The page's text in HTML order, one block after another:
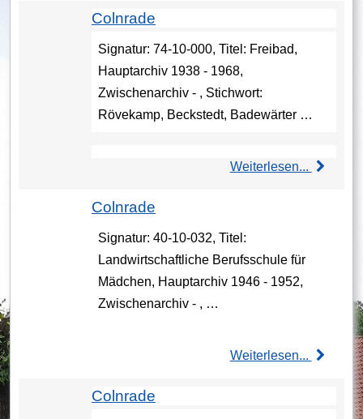
Colnrade
Signatur: 74-10-000, Titel: Freibad,
Hauptarchiv 1938 - 1968,
Zwischenarchiv - , Stichwort:
Rövekamp, Beckstedt, Badewärter …
Weiterlesen...
Colnrade
Signatur: 40-10-032, Titel:
Landwirtschaftliche Berufsschule für
Mädchen, Hauptarchiv 1946 - 1952,
Zwischenarchiv - , …
Weiterlesen...
Colnrade